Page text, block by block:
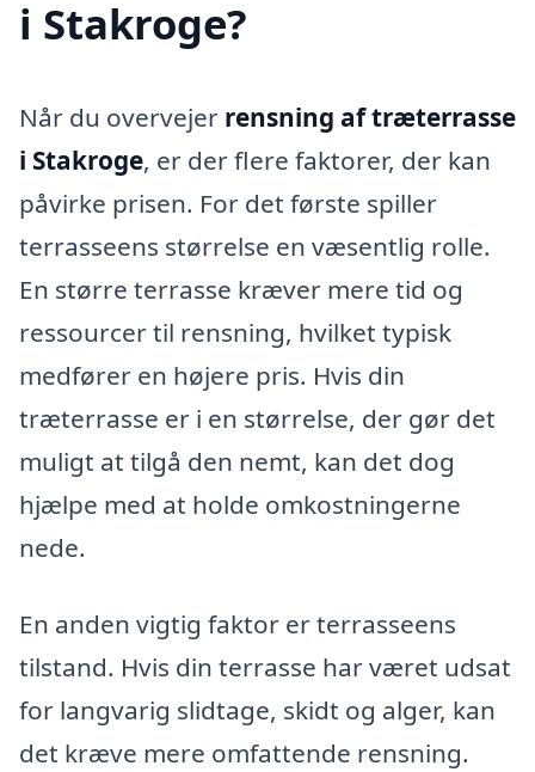
i Stakroge?
Når du overvejer rensning af træterrasse
i Stakroge, er der flere faktorer, der kan
påvirke prisen. For det første spiller
terrasseens størrelse en væsentlig rolle.
En større terrasse kræver mere tid og
ressourcer til rensning, hvilket typisk
medfører en højere pris. Hvis din
træterrasse er i en størrelse, der gør det
muligt at tilgå den nemt, kan det dog
hjælpe med at holde omkostningerne
nede.
En anden vigtig faktor er terrasseens
tilstand. Hvis din terrasse har været udsat
for langvarig slidtage, skidt og alger, kan
det kræve mere omfattende rensning.